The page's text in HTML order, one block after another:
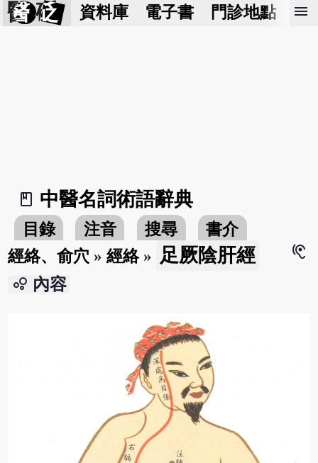
醫 砭 資料庫 電子書 門診地點 預
menu
book_2
中醫名詞術語辭典
目錄 注音 搜尋
書介
經絡、俞穴 »經絡» 足厥陰肝經
hearing
bubble_chart 內容